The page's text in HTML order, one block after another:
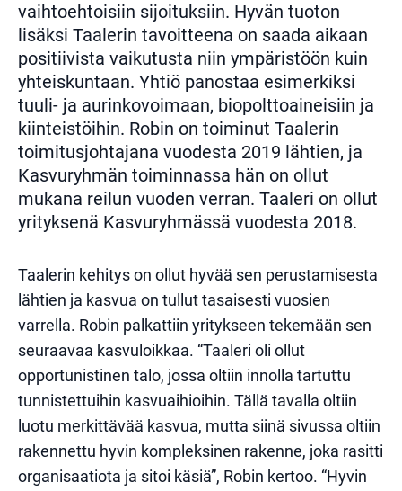
vaihtoehtoisiin sijoituksiin. Hyvän tuoton
lisäksi Taalerin tavoitteena on saada aikaan
positiivista vaikutusta niin ympäristöön kuin
yhteiskuntaan. Yhtiö panostaa esimerkiksi
tuuli- ja aurinkovoimaan, biopolttoaineisiin ja
kiinteistöihin. Robin on toiminut Taalerin
toimitusjohtajana vuodesta 2019 lähtien, ja
Kasvuryhmän toiminnassa hän on ollut
mukana reilun vuoden verran. Taaleri on ollut
yrityksenä Kasvuryhmässä vuodesta 2018.
Taalerin kehitys on ollut hyvää sen perustamisesta
lähtien ja kasvua on tullut tasaisesti vuosien
varrella. Robin palkattiin yritykseen tekemään sen
seuraavaa kasvuloikkaa. “Taaleri oli ollut
opportunistinen talo, jossa oltiin innolla tartuttu
tunnistettuihin kasvuaihioihin. Tällä tavalla oltiin
luotu merkittävää kasvua, mutta siinä sivussa oltiin
rakennettu hyvin kompleksinen rakenne, joka rasitti
organisaatiota ja sitoi käsiä”, Robin kertoo. “Hyvin